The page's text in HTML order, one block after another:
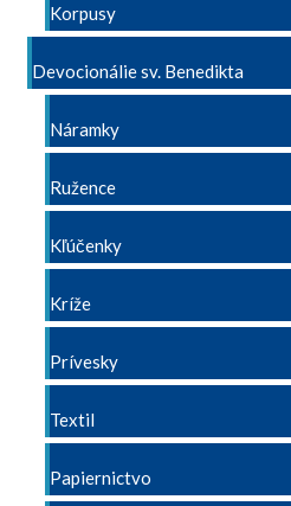
Korpusy
Devocionálie sv. Benedikta
Náramky
Ružence
Kľúčenky
Kríže
Prívesky
Textil
Papiernictvo